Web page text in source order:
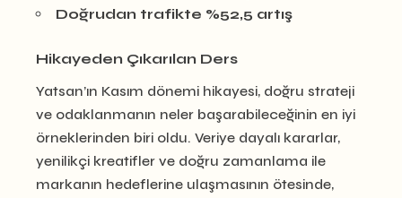
Doğrudan trafikte %52,5 artış
Hikayeden Çıkarılan Ders
Yatsan’ın Kasım dönemi hikayesi, doğru strateji
ve odaklanmanın neler başarabileceğinin en iyi
örneklerinden biri oldu. Veriye dayalı kararlar,
yenilikçi kreatifler ve doğru zamanlama ile
markanın hedeflerine ulaşmasının ötesinde,